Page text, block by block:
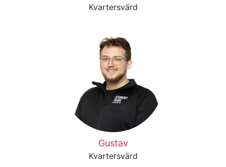
Kvartersvärd
Gustav
Kvartersvärd